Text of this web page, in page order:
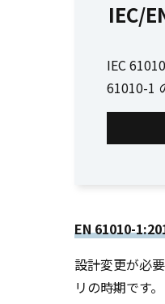
IEC/
IEC
61010-1
EN 61010-
設計変更が必
リの時期です